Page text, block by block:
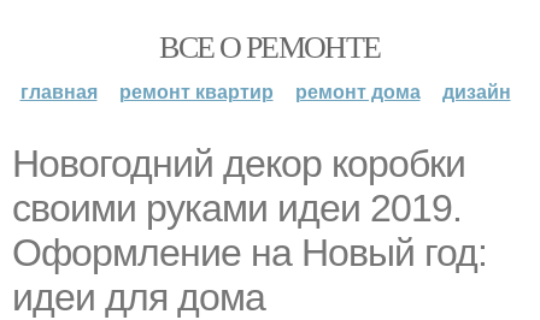
ВСЕ О РЕМОНТЕ
главная ремонт квартир ремонт дома дизайн
Новогодний декор коробки
своими руками идеи 2019.
Оформление на Новый год:
идеи для дома